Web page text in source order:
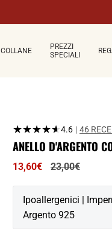
COLLANE
PREZZI
SPECIALI
★★★★★
★★★★★4.6 | 46
ANELLO D'ARGENTO
13,60€
Prezzo
23,00€
Ipoallergenici |
Argento 925